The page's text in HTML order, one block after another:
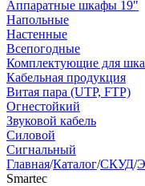
Аппаратные шкафы 19"
Напольные
Настенные
Всепогодные
Комплектующие для
Кабельная продукция
Витая пара (UTP, FTP)
Огнестойкий
Звуковой кабель
Силовой
Сигнальный
Главная/Каталог/СКУД/
Smartec